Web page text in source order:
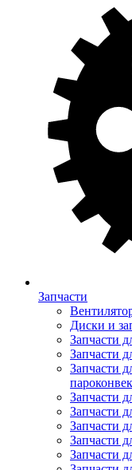
Запчасти
Диски и
Запчасти
Запчасти
Запчасти
Запчасти
Запчасти
Запчасти
Запчасти
Запчасти